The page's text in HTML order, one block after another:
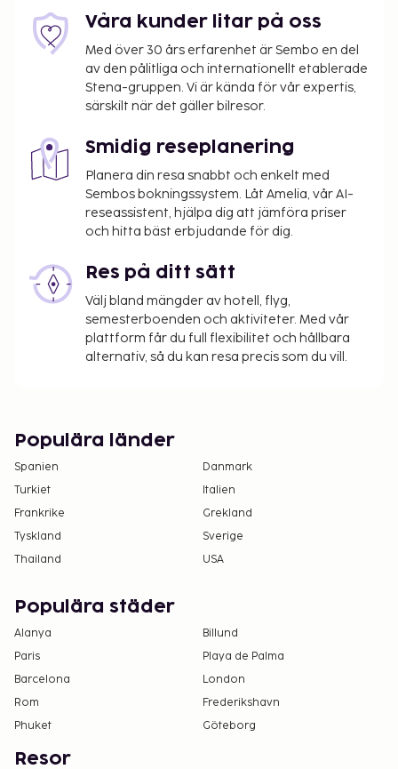
tider). Avsluta dagen med en drink på boendets bar.
Frukostbuffé serveras dagligen mot en avgift från
06.30 till 10.30. Hotelstars Union tilldelar officiella
stjärnklassificeringar för boenden i Belgien. Detta
boende har klassificerats som 3 stjärnor.
på boendet – avgifterna kan inkludera tillämpliga
skatter:
Stadsskatt: 1.72 EUR per person per natt.
Skatten gäller inte barn under 18 år.
Vi har listat alla tilläggsavgifter som boendet har
upplyst oss om.
Avgift för frukostbuffé: EUR 9 per person
(ungefärligt pris)
Avgift för flygtransfer: EUR 12 per person (enkel
samt att avgifter och depositioner inte inkluderar
skatt. Observera att dessa kan komma att ändras.
Våra kunder litar på oss
Med över 30 års erfarenhet är Sembo en del
av den pålitliga och internationellt etablerade
Stena-gruppen. Vi är kända för vår expertis,
särskilt när det gäller bilresor.
Smidig reseplanering
Planera din resa snabbt och enkelt med
Sembos bokningssystem. Låt Amelia, vår AI-
reseassistent, hjälpa dig att jämföra priser
och hitta bäst erbjudande för dig.
Res på ditt sätt
Välj bland mängder av hotell, flyg,
semesterboenden och aktiviteter. Med vår
plattform får du full flexibilitet och hållbara
alternativ, så du kan resa precis som du vill.
Populära länder
Spanien
Danmark
Turkiet
Italien
Frankrike
Grekland
Tyskland
Sverige
Thailand
USA
Populära städer
Alanya
Billund
Paris
Playa de Palma
Barcelona
London
Rom
Frederikshavn
Phuket
Göteborg
Resor